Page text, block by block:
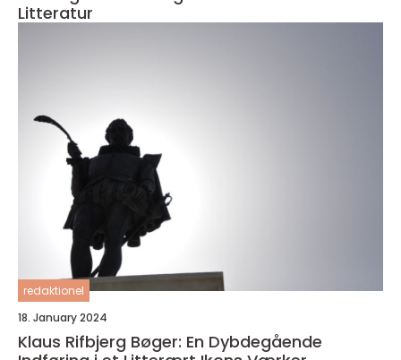
Litteratur
redaktionel
18. January 2024
Klaus Rifbjerg Bøger: En Dybdegående